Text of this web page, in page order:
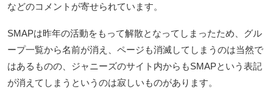
などのコメントが寄せられています。
SMAPは昨年の活動をもって解散となってしまったため、グル
ープ一覧から名前が消え、ページも消滅してしまうのは当然で
はあるものの、ジャニーズのサイト内からもSMAPという表記
が消えてしまうというのは寂しいものがあります。